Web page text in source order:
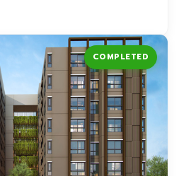
COMPLETED